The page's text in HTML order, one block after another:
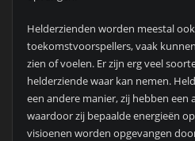
Helderzienden worden meestal
toekomstvoorspellers, vaak
zien of voelen. Er zijn erg veel
helderziende waar kan nemen.
een andere manier, zij hebben
waardoor zij bepaalde energieën
visioenen worden opgevangen